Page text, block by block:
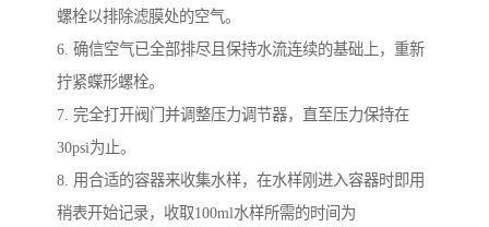
螺栓以排除滤膜处的空气。
6. 确信空气已全部排尽且保持水流连续的基础上，重新
拧紧蝶形螺栓。
7. 完全打开阀门并调整压力调节器，直至压力保持在
30psi为止。
8. 用合适的容器来收集水样，在水样刚进入容器时即用
稍表开始记录，收取100ml水样所需的时间为